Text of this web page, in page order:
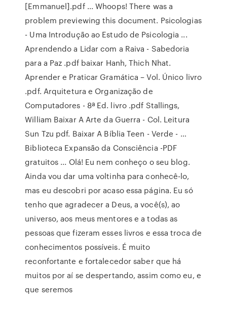
[Emmanuel].pdf ... Whoops! There was a
problem previewing this document. Psicologias
- Uma Introdução ao Estudo de Psicologia ...
Aprendendo a Lidar com a Raiva - Sabedoria
para a Paz .pdf baixar Hanh, Thich Nhat.
Aprender e Praticar Gramática – Vol. Único livro
.pdf. Arquitetura e Organização de
Computadores - 8ª Ed. livro .pdf Stallings,
William Baixar A Arte da Guerra - Col. Leitura
Sun Tzu pdf. Baixar A Bíblia Teen - Verde - …
Biblioteca Expansão da Consciência -PDF
gratuitos ... Olá! Eu nem conheço o seu blog.
Ainda vou dar uma voltinha para conhecê-lo,
mas eu descobri por acaso essa página. Eu só
tenho que agradecer a Deus, a você(s), ao
universo, aos meus mentores e a todas as
pessoas que fizeram esses livros e essa troca de
conhecimentos possíveis. É muito
reconfortante e fortalecedor saber que há
muitos por aí se despertando, assim como eu, e
que seremos